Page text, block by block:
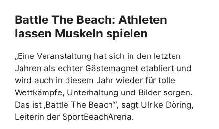
Battle The Beach: Athleten
lassen Muskeln spielen
„Eine Veranstaltung hat sich in den letzten
Jahren als echter Gästemagnet etabliert und
wird auch in diesem Jahr wieder für tolle
Wettkämpfe, Unterhaltung und Bilder sorgen.
Das ist ‚Battle The Beach‘“, sagt Ulrike Döring,
Leiterin der SportBeachArena.